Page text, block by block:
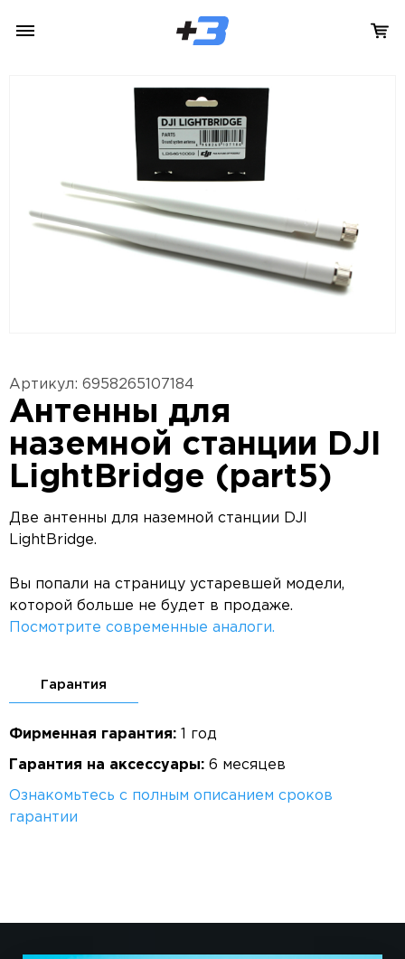
Артикул: 6958265107184
Антенны для
наземной станции DJI
LightBridge (part5)
Две антенны для наземной станции DJI
LightBridge.
Вы попали на страницу устаревшей модели,
которой больше не будет в продаже.
Посмотрите современные аналоги.
Гарантия
Фирменная гарантия: 1 год
Гарантия на аксессуары: 6 месяцев
Ознакомьтесь с полным описанием сроков
гарантии